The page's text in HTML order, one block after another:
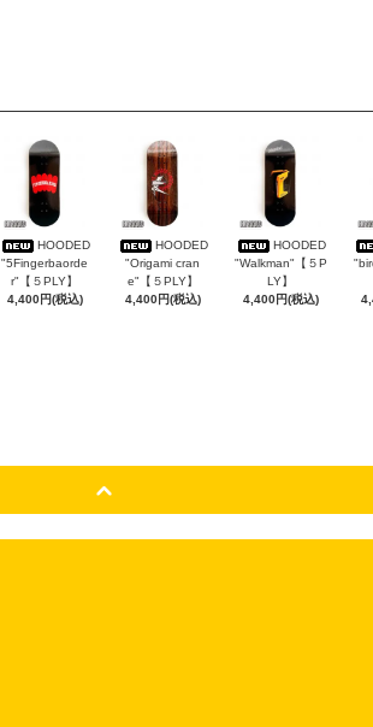
HOODED
"5Fingerbaorde
r"【５PLY】
4,400円(税込)
HOODED
"Origami cran
e"【５PLY】
4,400円(税込)
HOODED
"Walkman"【５P
LY】
4,400円(税込)